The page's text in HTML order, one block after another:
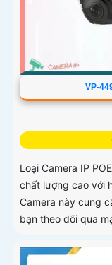
VP-
Loại Camera IP
chất lượng cao với
Camera này cung
bạn theo dõi qua